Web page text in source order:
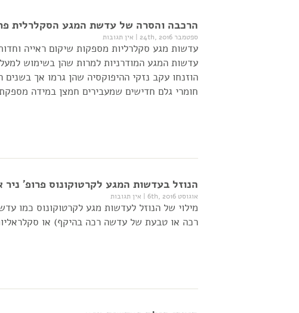
הרכבה והסרה של עדשת המגע הסקלרלית
ספטמבר 24th, 2016 | אין תגובות
עדשות מגע סקלרליות מספקות שיקום ראייה
הוזנחו עקב נזקי ההיפוקסיה שהן גרמו אך
חומרי גלם חדישים שמעבירים חמצן במידה
הנוזל בעדשות המגע לקרטוקונוס פרופ' ניר
אוגוסט 6th, 2016 | אין תגובות
מילוי של הנוזל לעדשות מגע לקרטוקונוס כמו
רכה או טבעת של עדשה רכה בהיקף) או